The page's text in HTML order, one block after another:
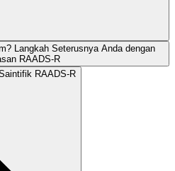
Langkah Seterusnya Anda dengan
RAADS‑R
RAADS‑R